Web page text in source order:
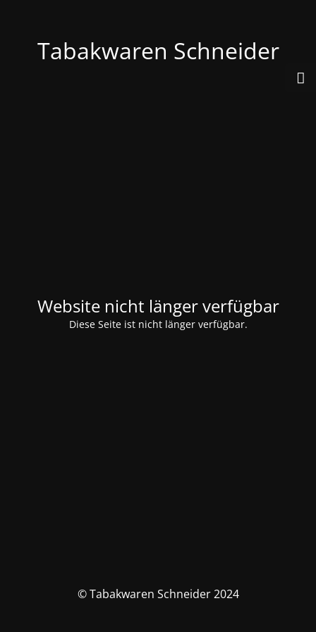
Tabakwaren Schneider
Website nicht länger verfügbar
Diese Seite ist nicht länger verfügbar.
© Tabakwaren Schneider 2024